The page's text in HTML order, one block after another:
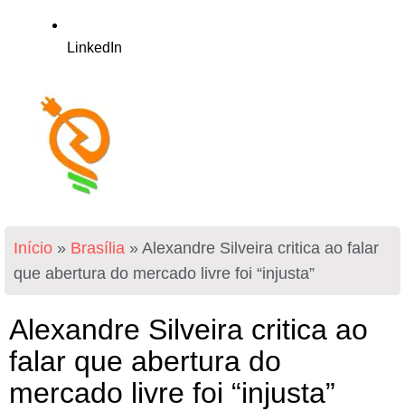
LinkedIn
Início » Brasília » Alexandre Silveira critica ao falar
que abertura do mercado livre foi “injusta”
Alexandre Silveira critica ao
falar que abertura do
mercado livre foi “injusta”